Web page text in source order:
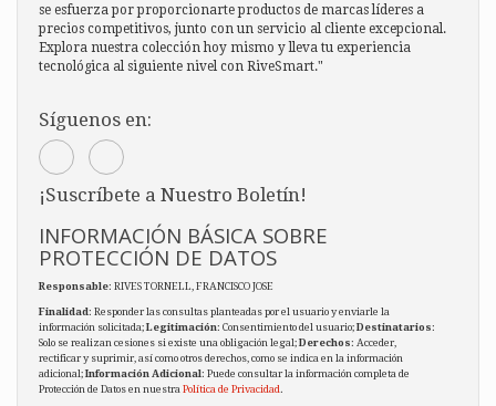
se esfuerza por proporcionarte productos de marcas líderes a
precios competitivos, junto con un servicio al cliente excepcional.
Explora nuestra colección hoy mismo y lleva tu experiencia
tecnológica al siguiente nivel con RiveSmart."
Síguenos en:
¡Suscríbete a Nuestro Boletín!
INFORMACIÓN BÁSICA SOBRE
PROTECCIÓN DE DATOS
Responsable: RIVES TORNELL, FRANCISCO JOSE
Finalidad: Responder las consultas planteadas por el usuario y enviarle la
información solicitada;Legitimación: Consentimiento del usuario;Destinatarios:
Solo se realizan cesiones si existe una obligación legal;Derechos: Acceder,
rectificar y suprimir, así como otros derechos, como se indica en la información
adicional;Información Adicional: Puede consultar la información completa de
Protección de Datos en nuestra Política de Privacidad.